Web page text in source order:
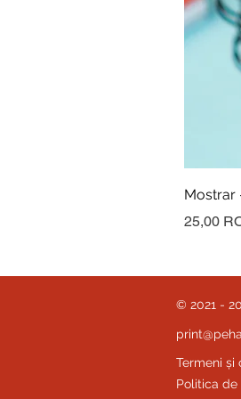
Mostrar
Preț
25,00
© 2021 -
Termeni și
Politica